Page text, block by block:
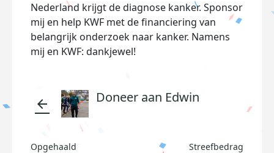
Nederland krijgt de diagnose kanker. Sponsor
mij en help KWF met de financiering van
belangrijk onderzoek naar kanker. Namens
mij en KWF: dankjewel!
arrow_back Doneer aan Edwin
Opgehaald Streefbedrag